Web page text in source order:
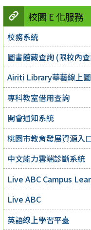
校園 E 化服務
校務系統
圖書館藏查詢 (限校內
Airiti Library華藝線上
專科教室借用查詢
開會通知系統
桃園市教育發展資源入
中文能力雲端診斷系統
Live ABC Campus
Live ABC
英語線上學習平臺